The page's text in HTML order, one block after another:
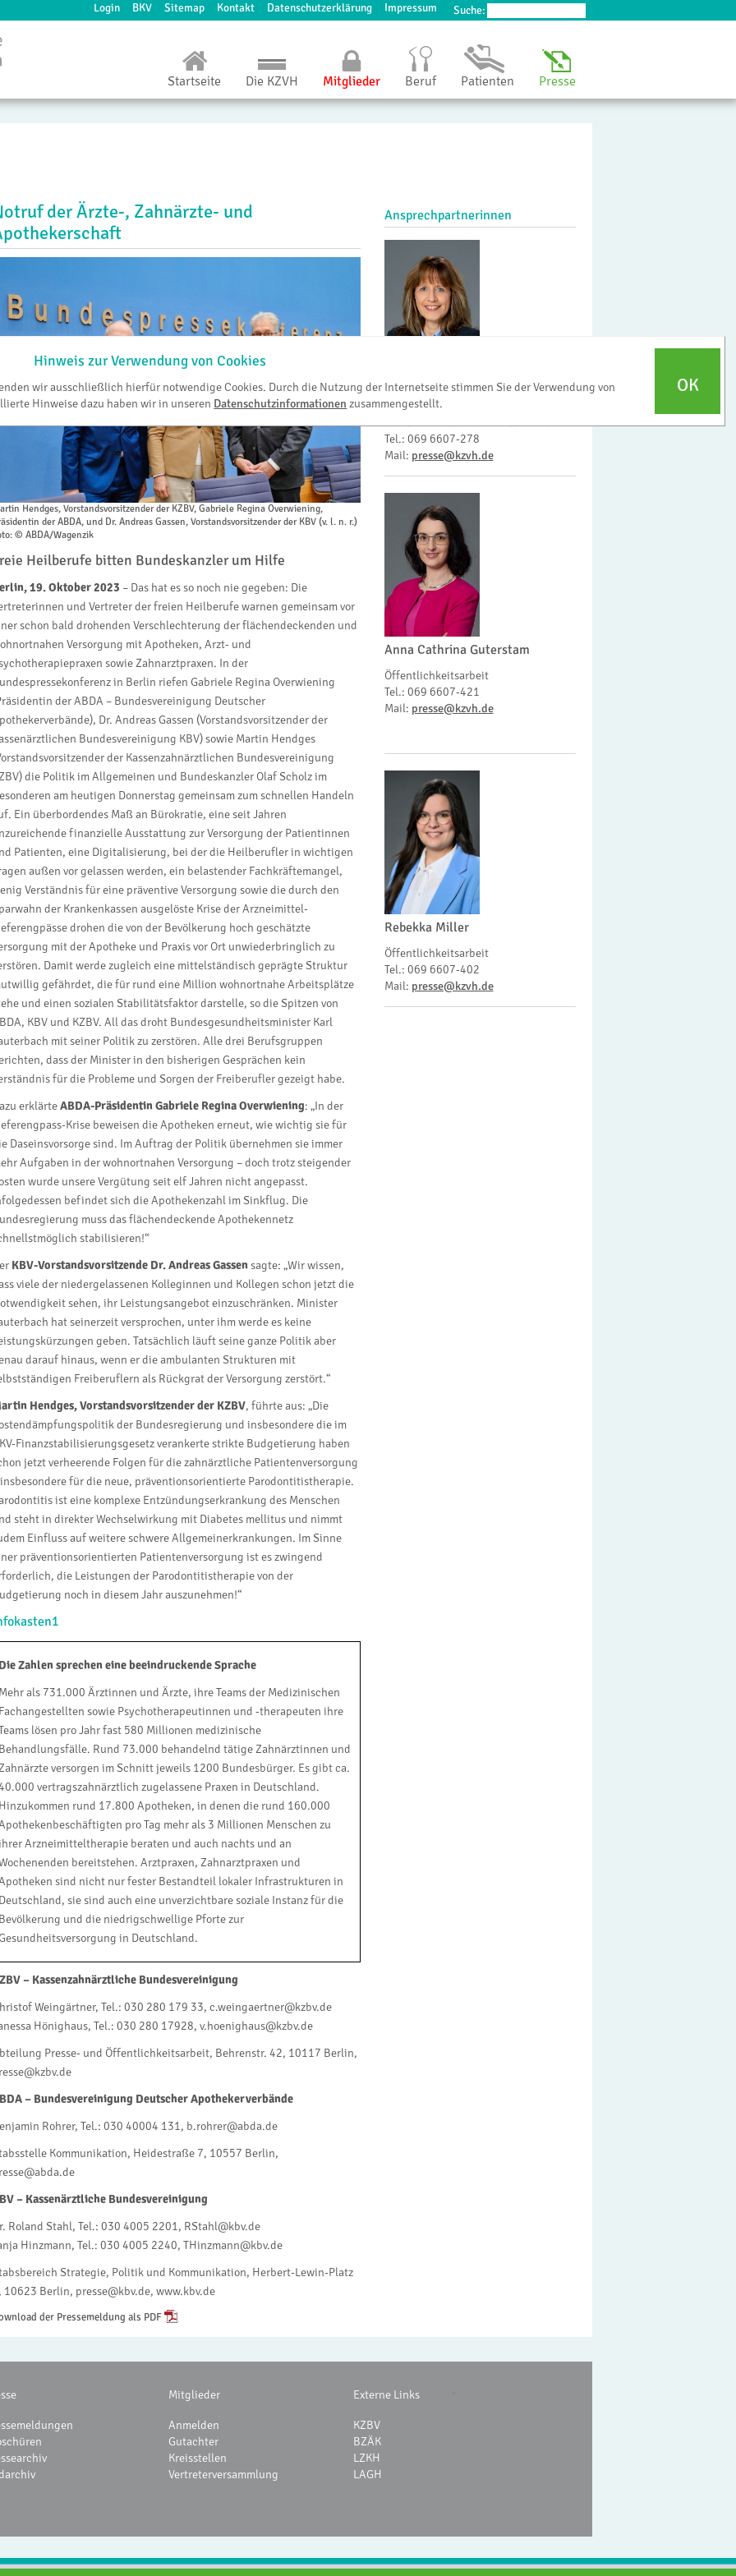
Suche:
Login BKV Sitemap Kontakt Datenschutzerklärung Impressum
Hinweis zur Verwendung von Cookies
wir ausschließlich hierfür notwendige Cookies. Durch die Nutzung der Internetseite stimmen Sie der Verwendung von
Hinweise dazu haben wir in unseren Datenschutzinformationen zusammengestellt.
OK
Startseite Die KZVH Mitglieder Beruf Patienten Presse
der Ärzte-, Zahnärzte- und
Hendges, Vorstandsvorsitzender der KZBV, Gabriele Regina Overwiening,
der ABDA, und Dr. Andreas Gassen, Vorstandsvorsitzender der KBV (v. l. n. r.)
© ABDA/Wagenzik
Heilberufe bitten Bundeskanzler um Hilfe
19. Oktober 2023 – Das hat es so noch nie gegeben: Die
und Vertreter der freien Heilberufe warnen gemeinsam vor
schon bald drohenden Verschlechterung der flächendeckenden und
Versorgung mit Apotheken, Arzt- und
sowie Zahnarztpraxen. In der
in Berlin riefen Gabriele Regina Overwiening
der ABDA – Bundesvereinigung Deutscher
Dr. Andreas Gassen (Vorstandsvorsitzender der
Bundesvereinigung KBV) sowie Martin Hendges
der Kassenzahnärztlichen Bundesvereinigung
die Politik im Allgemeinen und Bundeskanzler Olaf Scholz im
am heutigen Donnerstag gemeinsam zum schnellen Handeln
Ein überbordendes Maß an Bürokratie, eine seit Jahren
finanzielle Ausstattung zur Versorgung der Patientinnen
Patienten, eine Digitalisierung, bei der die Heilberufler in wichtigen
außen vor gelassen werden, ein belastender Fachkräftemangel,
Verständnis für eine präventive Versorgung sowie die durch den
der Krankenkassen ausgelöste Krise der Arzneimittel-
drohen die von der Bevölkerung hoch geschätzte
mit der Apotheke und Praxis vor Ort unwiederbringlich zu
Damit werde zugleich eine mittelständisch geprägte Struktur
gefährdet, die für rund eine Million wohnortnahe Arbeitsplätze
und einen sozialen Stabilitätsfaktor darstelle, so die Spitzen von
KBV und KZBV. All das droht Bundesgesundheitsminister Karl
mit seiner Politik zu zerstören. Alle drei Berufsgruppen
dass der Minister in den bisherigen Gesprächen kein
für die Probleme und Sorgen der Freiberufler gezeigt habe.
erklärteABDA-Präsidentin Gabriele Regina Overwiening: „In der
Krise beweisen die Apotheken erneut, wie wichtig sie für
Daseinsvorsorge sind. Im Auftrag der Politik übernehmen sie immer
Aufgaben in der wohnortnahen Versorgung – doch trotz steigender
wurde unsere Vergütung seit elf Jahren nicht angepasst.
befindet sich die Apothekenzahl im Sinkflug. Die
muss das flächendeckende Apothekennetz
stabilisieren!“
KBV-Vorstandsvorsitzende Dr. Andreas Gassensagte: „Wir wissen,
viele der niedergelassenen Kolleginnen und Kollegen schon jetzt die
sehen, ihr Leistungsangebot einzuschränken. Minister
hat seinerzeit versprochen, unter ihm werde es keine
geben. Tatsächlich läuft seine ganze Politik aber
darauf hinaus, wenn er die ambulanten Strukturen mit
Freiberuflern als Rückgrat der Versorgung zerstört.“
Hendges, Vorstandsvorsitzender der KZBV, führte aus: „Die
der Bundesregierung und insbesondere die im
Finanzstabilisierungsgesetz verankerte strikte Budgetierung haben
jetzt verheerende Folgen für die zahnärztliche Patientenversorgung
für die neue, präventionsorientierte Parodontitistherapie.
ist eine komplexe Entzündungserkrankung des Menschen
steht in direkter Wechselwirkung mit Diabetes mellitus und nimmt
Einfluss auf weitere schwere Allgemeinerkrankungen. Im Sinne
präventionsorientierten Patientenversorgung ist es zwingend
die Leistungen der Parodontitistherapie von der
noch in diesem Jahr auszunehmen!“
Die Zahlen sprechen eine beeindruckende Sprache
Mehr als 731.000 Ärztinnen und Ärzte, ihre Teams der Medizinischen
Fachangestellten sowie Psychotherapeutinnen und -therapeuten ihre
lösen pro Jahr fast 580 Millionen medizinische
Behandlungsfälle. Rund 73.000 behandelnd tätige Zahnärztinnen und
versorgen im Schnitt jeweils 1200 Bundesbürger. Es gibt ca.
vertragszahnärztlich zugelassene Praxen in Deutschland.
Hinzukommen rund 17.800 Apotheken, in denen die rund 160.000
pro Tag mehr als 3 Millionen Menschen zu
Arzneimitteltherapie beraten und auch nachts und an
bereitstehen. Arztpraxen, Zahnarztpraxen und
sind nicht nur fester Bestandteil lokaler Infrastrukturen in
Deutschland, sie sind auch eine unverzichtbare soziale Instanz für die
Bevölkerung und die niedrigschwellige Pforte zur
in Deutschland.
– Kassenzahnärztliche Bundesvereinigung
Weingärtner, Tel.: 030 280 179 33, c.weingaertner@kzbv.de
Hönighaus, Tel.: 030 280 17928, v.hoenighaus@kzbv.de
Presse- und Öffentlichkeitsarbeit, Behrenstr. 42, 10117 Berlin,
– Bundesvereinigung Deutscher Apothekerverbände
Rohrer, Tel.: 030 40004 131, b.rohrer@abda.de
Kommunikation, Heidestraße 7, 10557 Berlin,
– Kassenärztliche Bundesvereinigung
Roland Stahl, Tel.: 030 4005 2201, RStahl@kbv.de
Hinzmann, Tel.: 030 4005 2240, THinzmann@kbv.de
Strategie, Politik und Kommunikation, Herbert-Lewin-Platz
10623 Berlin, presse@kbv.de, www.kbv.de
der Pressemeldung als PDF
Ansprechpartnerinnen
Regina Lindhoff
Referatsleiterin Öffentlichkeitsarbeit
Tel.: 069 6607-278
Mail: presse@kzvh.de
Anna Cathrina Guterstam
Öffentlichkeitsarbeit
Tel.: 069 6607-421
Mail: presse@kzvh.de
Rebekka Miller
Öffentlichkeitsarbeit
Tel.: 069 6607-402
Mail: presse@kzvh.de
Mitglieder
Anmelden
Gutachter
Kreisstellen
Vertreterversammlung
Externe Links
KZBV
BZÄK
LZKH
LAGH